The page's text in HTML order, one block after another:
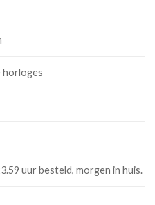
horloges
uur besteld, morgen in huis.